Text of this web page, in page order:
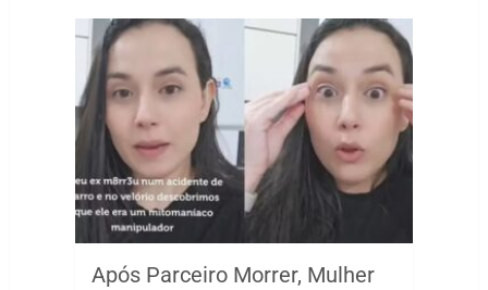
Após Parceiro Morrer, Mulher